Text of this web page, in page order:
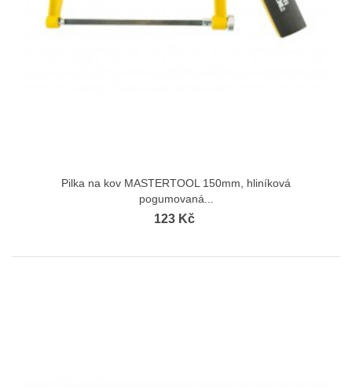
Pilka na kov MASTERTOOL 150mm, hliníková
pogumovaná...
123 Kč